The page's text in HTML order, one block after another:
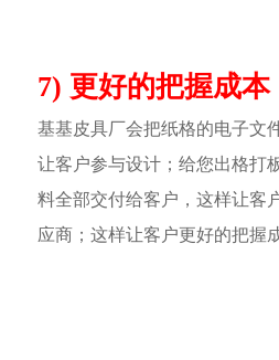
7) 更好的把握成本
基基皮具厂会把纸格的电子文
让客户参与设计；给您出格打
料全部交付给客户，这样让客
应商；这样让客户更好的把握